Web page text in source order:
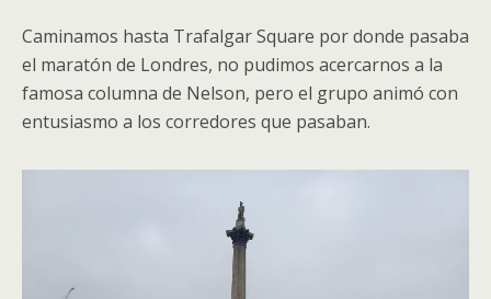
Caminamos hasta Trafalgar Square por donde pasaba
el maratón de Londres, no pudimos acercarnos a la
famosa columna de Nelson, pero el grupo animó con
entusiasmo a los corredores que pasaban.